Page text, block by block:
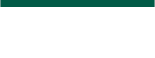
contribuintes do IBS e da CBS. Embora o ajuste